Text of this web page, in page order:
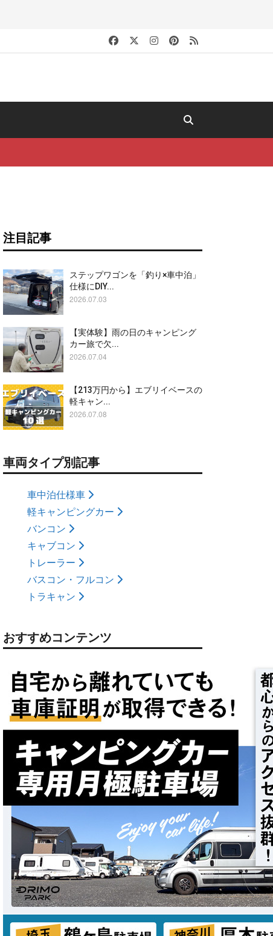
注目記事
ステップワゴンを「釣り×車中泊」
仕様にDIY...
2026.07.03
【実体験】雨の日のキャンピング
カー旅で欠...
2026.07.04
【213万円から】エブリイベースの
軽キャン...
2026.07.08
車両タイプ別記事
車中泊仕様車
軽キャンピングカー
バンコン
キャブコン
トレーラー
バスコン・フルコン
トラキャン
おすすめコンテンツ